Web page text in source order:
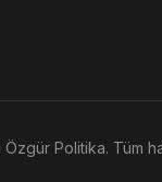
Politika. Tüm